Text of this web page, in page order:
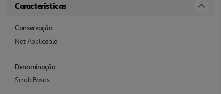
Características
Conservação
Not Applicable
Denominação
Scrub Basics